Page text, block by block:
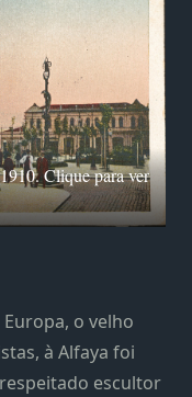
Clique para ver
o velho
à Alfaya foi
escultor